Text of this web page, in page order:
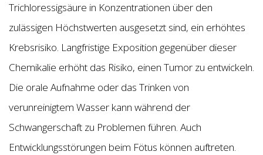
Trichloressigsäure in Konzentrationen über den
zulässigen Höchstwerten ausgesetzt sind, ein erhöhtes
Krebsrisiko. Langfristige Exposition gegenüber dieser
Chemikalie erhöht das Risiko, einen Tumor zu entwickeln.
Die orale Aufnahme oder das Trinken von
verunreinigtem Wasser kann während der
Schwangerschaft zu Problemen führen. Auch
Entwicklungsstörungen beim Fötus können auftreten.